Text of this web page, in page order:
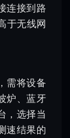
连接到路
于无线网
需将设备
炉、蓝牙
，选择当
速结果的